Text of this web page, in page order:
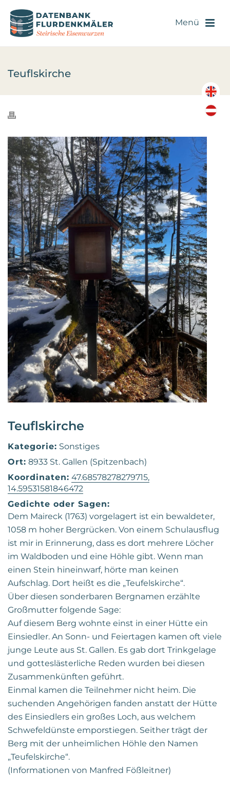
Teuflskirche
Teuflskirche
Kategorie: Sonstiges
Ort: 8933 St. Gallen (Spitzenbach)
Koordinaten: 47.68578278279715,
14.59531581846472
Gedichte oder Sagen:
Dem Maireck (1763) vorgelagert ist ein bewaldeter,
1058 m hoher Bergrücken. Von einem Schulausflug
ist mir in Erinnerung, dass es dort mehrere Löcher
im Waldboden und eine Höhle gibt. Wenn man
einen Stein hineinwarf, hörte man keinen
Aufschlag. Dort heißt es die „Teufelskirche“.
Über diesen sonderbaren Bergnamen erzählte
Großmutter folgende Sage:
Auf diesem Berg wohnte einst in einer Hütte ein
Einsiedler. An Sonn- und Feiertagen kamen oft viele
junge Leute aus St. Gallen. Es gab dort Trinkgelage
und gotteslästerliche Reden wurden bei diesen
Zusammenkünften geführt.
Einmal kamen die Teilnehmer nicht heim. Die
suchenden Angehörigen fanden anstatt der Hütte
des Einsiedlers ein großes Loch, aus welchem
Schwefeldünste emporstiegen. Seither trägt der
Berg mit der unheimlichen Höhle den Namen
„Teufelskirche“.
(Informationen von Manfred Fößleitner)